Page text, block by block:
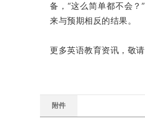
备，“这么简单都不会
来与预期相反的结果。
更多英语教育资讯，敬
附件